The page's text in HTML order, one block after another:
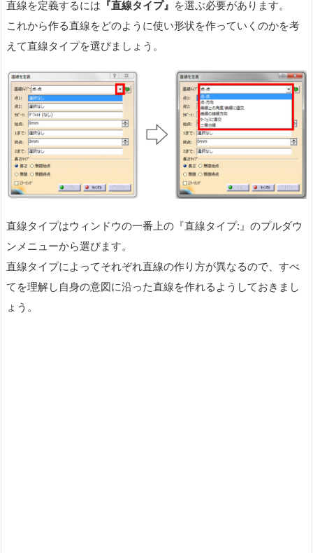
直線を定義するには 『直線タイプ』 を選ぶ必要があります。
これから作る直線をどのように使い形状を作っていくのかを考
えて直線タイプを選びましょう。
直線タイプはウィンドウの一番上の『直線タイプ:』のプルダウ
ンメニューから選びます。
直線タイプによってそれぞれ直線の作り方が異なるので、すべ
てを理解し自身の意図に沿った直線を作れるようしておきまし
ょう。